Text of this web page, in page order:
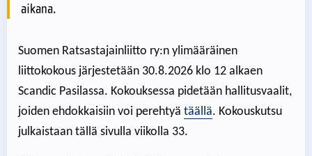
aikana.
Suomen Ratsastajainliitto ry:n ylimääräinen
liittokokous järjestetään 30.8.2026 klo 12 alkaen
Scandic Pasilassa. Kokouksessa pidetään hallitusvaalit,
joiden ehdokkaisiin voi perehtyä täällä. Kokouskutsu
julkaistaan tällä sivulla viikolla 33.